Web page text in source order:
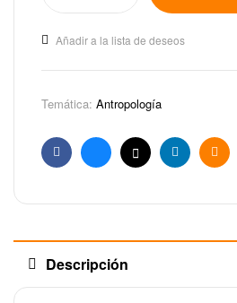
Añadir a la lista de deseos
Temática: Antropología
FacebookBlueskyX LinkedinEmail
Descripción